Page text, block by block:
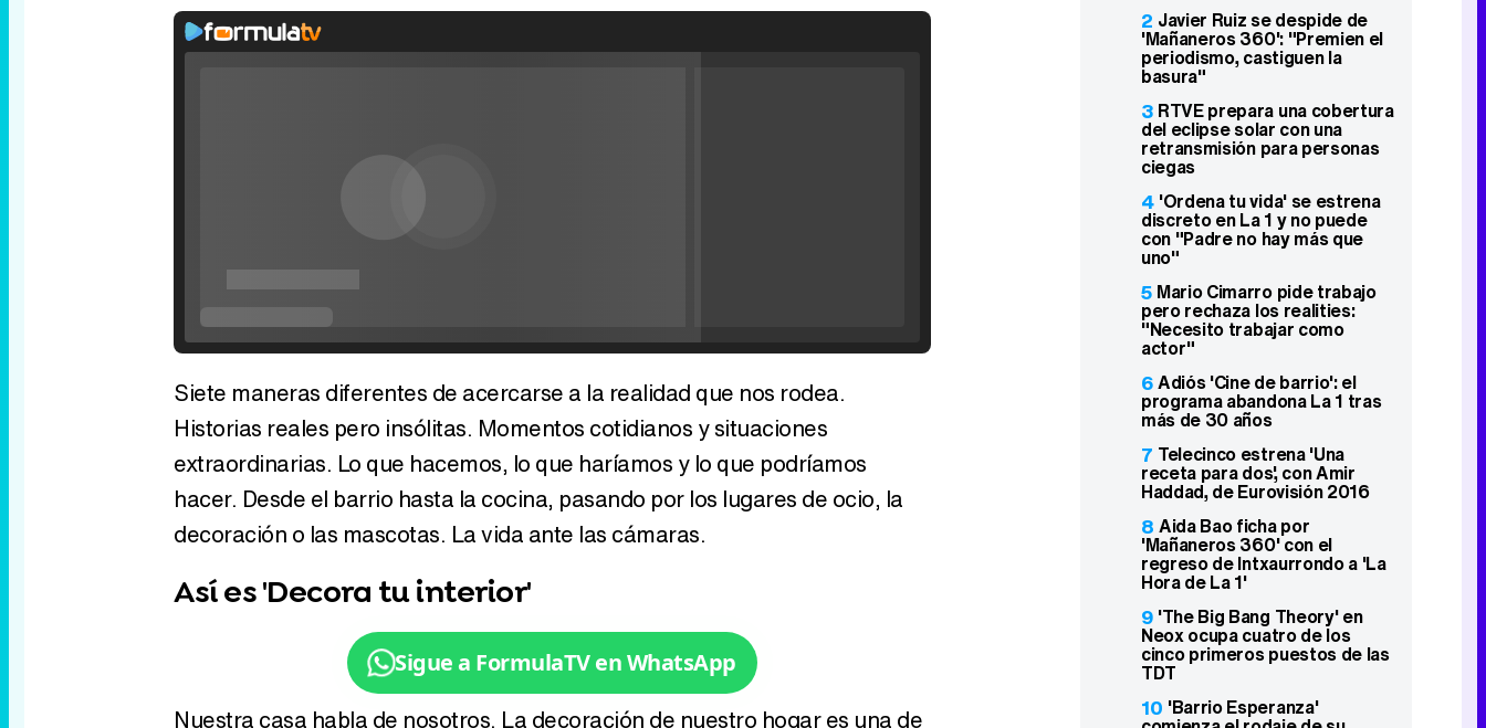
Siete maneras diferentes de acercarse a la realidad que nos rodea.
Historias reales pero insólitas. Momentos cotidianos y situaciones
extraordinarias. Lo que hacemos, lo que haríamos y lo que podríamos
hacer. Desde el barrio hasta la cocina, pasando por los lugares de ocio, la
decoración o las mascotas. La vida ante las cámaras.
Así es 'Decora tu interior'
Sigue a FormulaTV en WhatsApp
Nuestra casa habla de nosotros. La decoración de nuestro hogar es una de
2 Javier Ruiz se despide de
'Mañaneros 360': "Premien el
periodismo, castiguen la
basura"
3 RTVE prepara una cobertura
del eclipse solar con una
retransmisión para personas
ciegas
4 'Ordena tu vida' se estrena
discreto en La 1 y no puede
con "Padre no hay más que
uno"
5 Mario Cimarro pide trabajo
pero rechaza los realities:
"Necesito trabajar como
actor"
6Adiós 'Cine de barrio': el
programa abandona La 1 tras
más de 30 años
7 Telecinco estrena 'Una
receta para dos', con Amir
Haddad, de Eurovisión 2016
8 Aida Bao ficha por
'Mañaneros 360' con el
regreso de Intxaurrondo a 'La
Hora de La 1'
9 'The Big Bang Theory' en
Neox ocupa cuatro de los
cinco primeros puestos de las
TDT
10 'Barrio Esperanza'